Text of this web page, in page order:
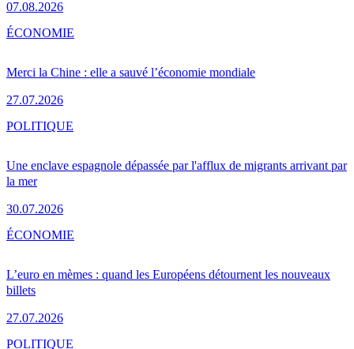
07.08.2026
Merci la Chine : elle a sauvé l’économie mondiale
27.07.2026
ÉCONOMIE
Une enclave espagnole dépassée par l'afflux de migrants arrivant par
la mer
30.07.2026
POLITIQUE
L’euro en mèmes : quand les Européens détournent les nouveaux
billets
27.07.2026
ÉCONOMIE
POLITIQUE